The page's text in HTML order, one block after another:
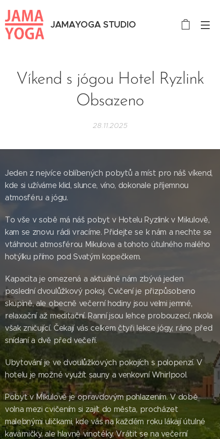
JAMAYOGA STUDIO
Víkend s jógou Hotel Ryzlink
Obsazeno
28.11.2025
Jeden z nejvíce oblíbených pobytů a míst pro náš víkend,
kde si užíváme klid, slunce, víno, dokonale příjemnou
atmosféru a jógu.
To vše v sobě má náš pobyt v Hotelu Ryzlink v Mikulově,
kam se znovu rádi vracíme. Přidejte se k nám a nechte se
vtáhnout atmosférou Mikulova a tohoto útulného malého
hotýlku přímo pod Svatým kopečkem.
Kapacita je omezená a aktuálně nám zbývá jeden
poslední dvoulůžkový pokoj. Cvičení je přizpůsobeno
skupině, ale obecně večerní hodiny jsou velmi jemné,
relaxační až meditační. Ranní jsou lehce probouzecí, nikola
však zničující. Čekají vás celkem čtyři lekce jógy, ráno před
snídaní a dvě před večeří.
Ubytování je ve dvoulůžkových pokojích s polopenzí. V
hotelu je možné využít sauny a venkovní Whirlpool.
Pobyt v Mikulově je opravdovým pohlazením. V době
volna mezi cvičením si zajít do města, procházet
malebnými uličkami, kde vás na každém roku lákají útulné
kavárničky, ale hlavně vinotéky. Vrátit se na večerní